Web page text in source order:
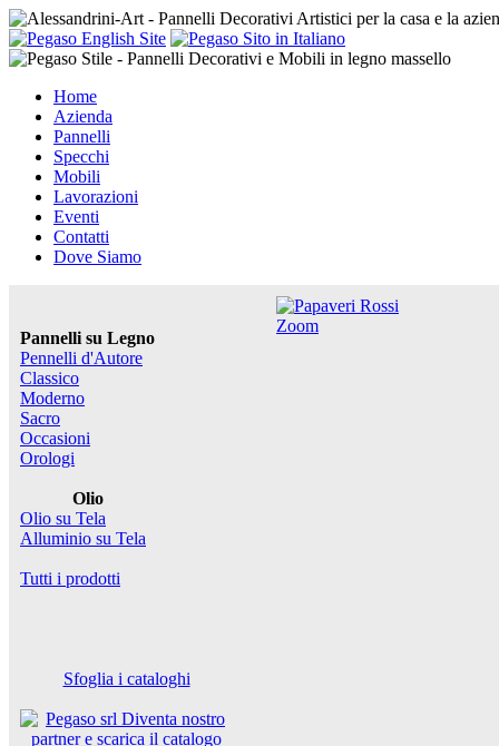
Home
Azienda
Pannelli
Specchi
Mobili
Lavorazioni
Eventi
Contatti
Dove Siamo
Pannelli su Legno
Pennelli d'Autore
Classico
Moderno
Sacro
Occasioni
Orologi
Olio
Olio su Tela
Alluminio su Tela
Tutti i prodotti
Sfoglia i cataloghi
Zoom